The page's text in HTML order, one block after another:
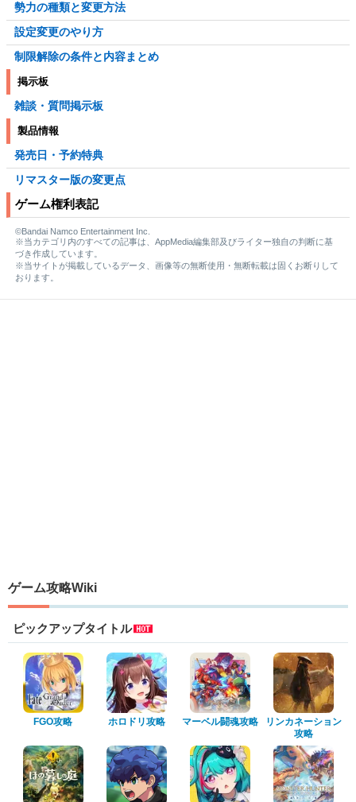
勢力の種類と変更方法
設定変更のやり方
制限解除の条件と内容まとめ
掲示板
雑談・質問掲示板
製品情報
発売日・予約特典
リマスター版の変更点
ゲーム権利表記
©Bandai Namco Entertainment Inc.
※当カテゴリ内のすべての記事は、AppMedia編集部及びライター独自の判断に基
づき作成しています。
※当サイトが掲載しているデータ、画像等の無断使用・無断転載は固くお断りして
おります。
ゲーム攻略Wiki
ピックアップタイトル
FGO攻略 ホロドリ攻略 マーベル闘魂攻略
リンカネーション
攻略